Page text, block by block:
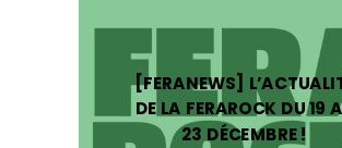
[FERANEWS]
DE LA FERAROCK DU 19
23 DÉCEMBRE !